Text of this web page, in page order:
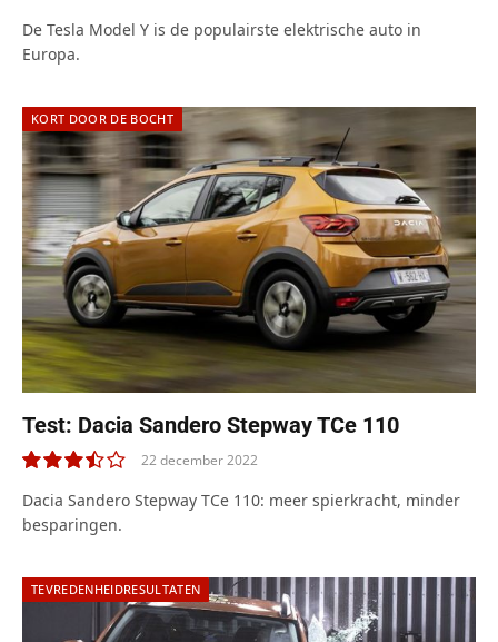
De Tesla Model Y is de populairste elektrische auto in
Europa.
KORT DOOR DE BOCHT
Test: Dacia Sandero Stepway TCe 110
7.0
22 december 2022
Dacia Sandero Stepway TCe 110: meer spierkracht, minder
besparingen.
TEVREDENHEIDRESULTATEN